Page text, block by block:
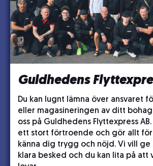
Guldhedens
Du kan lugnt lämna över ansvaret
eller magasineringen av ditt bohag
oss på Guldhedens Flyttexpress
ett stort förtroende och gör allt för
känna dig trygg och nöjd. Vi vill ge
klara besked och du kan lita på att